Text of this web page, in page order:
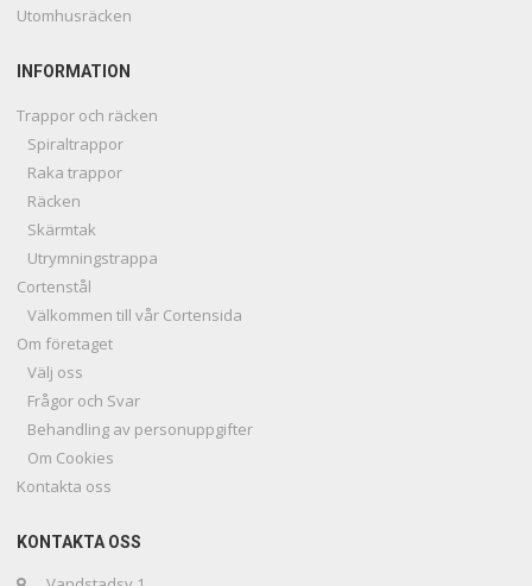
Utomhusräcken
INFORMATION
Trappor och räcken
Spiraltrappor
Raka trappor
Räcken
Skärmtak
Utrymningstrappa
Cortenstål
Välkommen till vår Cortensida
Om företaget
Välj oss
Frågor och Svar
Behandling av personuppgifter
Om Cookies
Kontakta oss
KONTAKTA OSS